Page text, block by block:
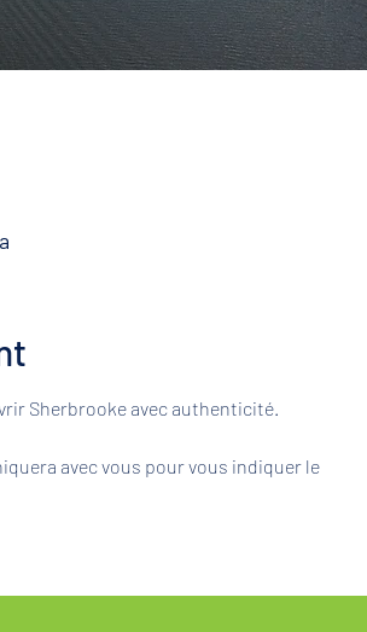
Sherbrooke avec authenticité.
avec vous pour vous indiquer le